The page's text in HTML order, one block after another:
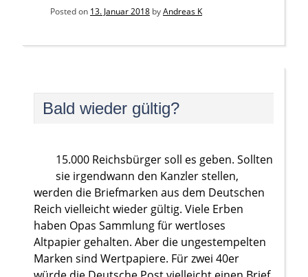
Posted on 13. Januar 2018byAndreas K
Bald wieder gültig?
15.000 Reichsbürger soll es geben. Sollten
sie irgendwann den Kanzler stellen,
werden die Briefmarken aus dem Deutschen
Reich vielleicht wieder gültig. Viele Erben
haben Opas Sammlung für wertloses
Altpapier gehalten. Aber die ungestempelten
Marken sind Wertpapiere. Für zwei 40er